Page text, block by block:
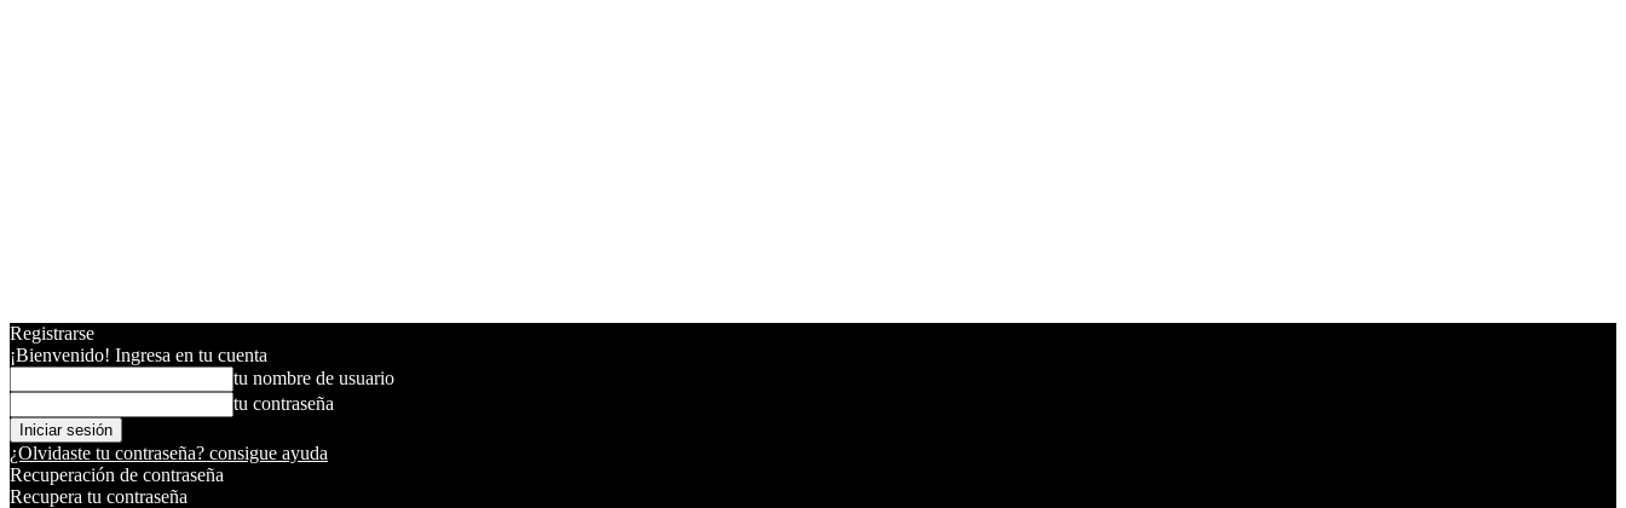
Registrarse
¡Bienvenido! Ingresa en tu cuenta
tu nombre de usuario
tu contraseña
¿Olvidaste tu contraseña? consigue ayuda
Recuperación de contraseña
Recupera tu contraseña